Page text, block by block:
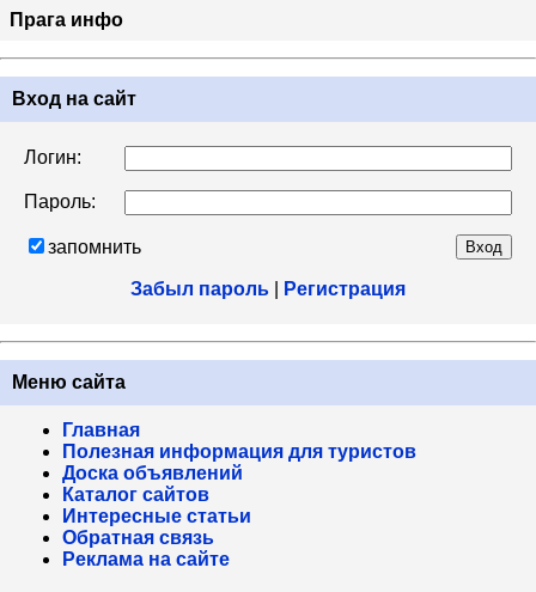
Прага инфо
Вход на сайт
Логин:
Пароль:
запомнить
Забыл пароль Регистрация
Меню сайта
Главная
Полезная информация для туристов
Доска объявлений
Каталог сайтов
Интересные статьи
Обратная связь
Реклама на сайте